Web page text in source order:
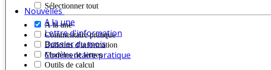
Nouvelles
A la une
Lettre d'information
Dossier du mois
Commentaire pratique
Sélectionner tout
A la une
Commentaire pratique
Bulletins d'information
Modèles de lettres
Outils de calcul